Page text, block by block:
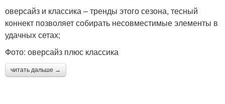
оверсайз и классика – тренды этого сезона, тесный
коннект позволяет собирать несовместимые элементы в
удачных сетах;
Фото: оверсайз плюс классика
читать дальше →